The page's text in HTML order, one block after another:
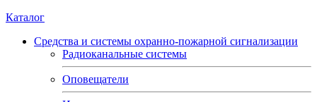
Каталог
Средства и системы охранно-пожарной сигнализации
Радиоканальные системы
Оповещатели